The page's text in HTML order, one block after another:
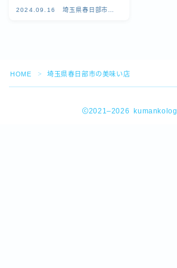
空き家 相続 借金 介護
埼玉県春日部市の美味い店
2024.09.16
埼玉県春日部市の
HOME ＞ 埼玉県春日部市の美味い店
2021–2026